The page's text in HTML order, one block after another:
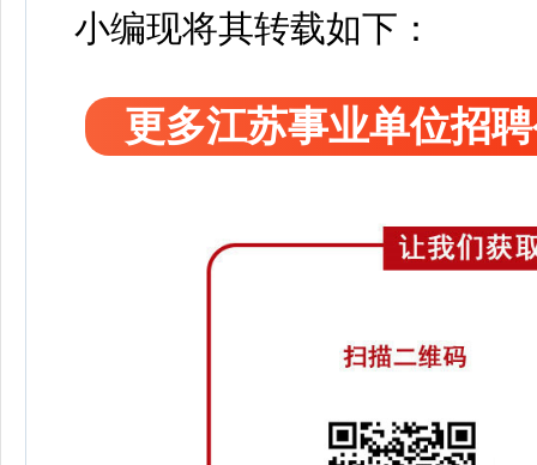
小编现将其转载如下：
更多江苏事业单位招